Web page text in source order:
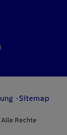
Sitemap
Rechte